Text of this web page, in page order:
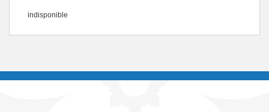
indisponible